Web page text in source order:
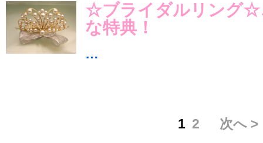
☆ブライダルリング☆
な特典！
…
1 2 次へ >